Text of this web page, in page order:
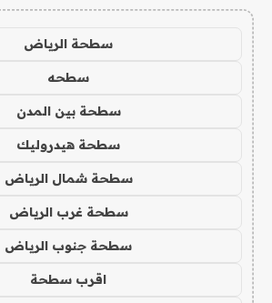
سطحة الرياض
سطحه
سطحة بين المدن
سطحة هيدروليك
سطحة شمال الرياض
سطحة غرب الرياض
سطحة جنوب الرياض
اقرب سطحة